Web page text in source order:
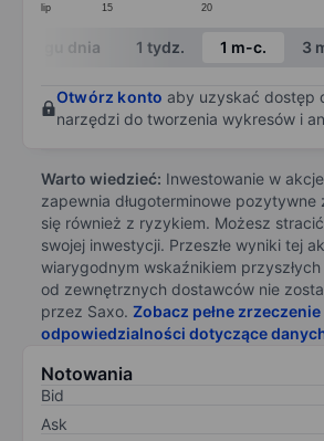
lip 15 20
End of interactive chart.
W ciągu dnia 1 tydz. 1 m-c. 3
Otwórz konto aby uzyskać dostęp
narzędzi do tworzenia wykresów i
Warto wiedzieć: Inwestowanie w
zapewnia długoterminowe pozytywne
się również z ryzykiem. Możesz
swojej inwestycji. Przeszłe wyniki tej
wiarygodnym wskaźnikiem
od zewnętrznych dostawców nie
przez Saxo. Zobacz pełne zrzeczenie
odpowiedzialności dotyczące
Notowania
Bid
Ask